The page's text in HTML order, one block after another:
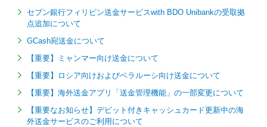
セブン銀行フィリピン送金サービスwith BDO Unibankの受取拠
点追加について
GCash宛送金について
【重要】ミャンマー向け送金について
【重要】ロシア向けおよびベラルーシ向け送金について
【重要】海外送金アプリ「送金管理機能」の一部変更について
【重要なお知らせ】デビット付きキャッシュカード更新中の海
外送金サービスのご利用について